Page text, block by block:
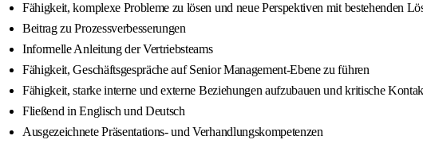
Fähigkeit, komplexe Probleme zu lösen und neue Perspektiven mit bestehenden
Beitrag zu Prozessverbesserungen
Informelle Anleitung der Vertriebsteams
Fähigkeit, Geschäftsgespräche auf Senior Management-Ebene zu führen
Fähigkeit, starke interne und externe Beziehungen aufzubauen und kritische
Fließend in Englisch und Deutsch
Ausgezeichnete Präsentations- und Verhandlungskompetenzen